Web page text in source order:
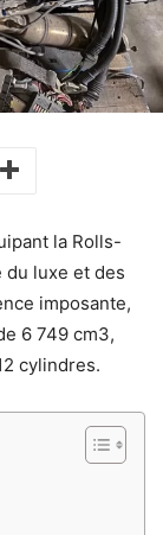
la Rolls-
du luxe et des
imposante,
6 749 cm3,
cylindres.